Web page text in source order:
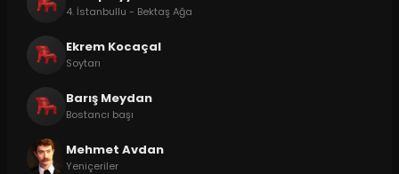
4. İstanbullu - Bektaş Ağa
Ekrem Kocaçal
Soytarı
Barış Meydan
Bostancı başı
Mehmet Avdan
Yeniçeriler